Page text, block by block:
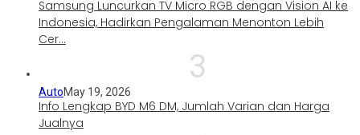
Samsung Luncurkan TV Micro RGB dengan Vision AI ke
Indonesia, Hadirkan Pengalaman Menonton Lebih
Cer…
3
AutoMay 19, 2026
Info Lengkap BYD M6 DM, Jumlah Varian dan Harga
Jualnya